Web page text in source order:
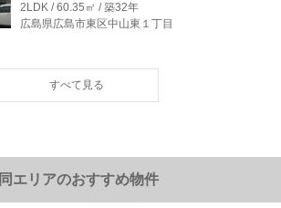
2LDK / 60.35㎡ / 築32年
広島県広島市東区中山東１丁目
ＪＲ芸備線/戸坂 歩27分
3.0万円(管理費1000円)
7.3万円ＪＲ芸備線/矢賀
同エリアのおすすめ物件